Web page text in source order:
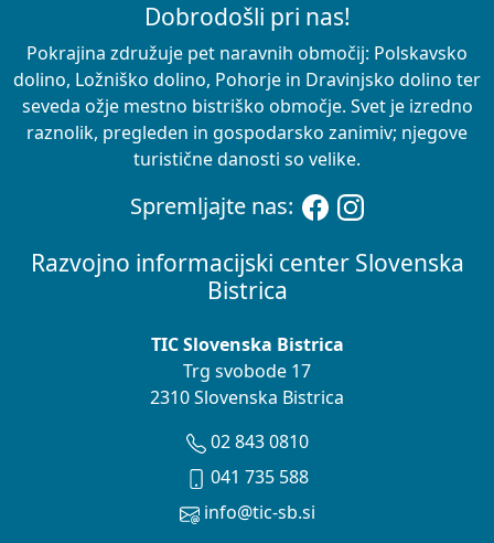
Razvojno informacijski center Slovenska
Bistrica
TIC Slovenska Bistrica
Trg svobode 17
2310 Slovenska Bistrica
02 843 0810
041 735 588
info@tic-sb.si
Dobrodošli pri nas!
Pokrajina združuje pet naravnih območij: Polskavsko
dolino, Ložniško dolino, Pohorje in Dravinjsko dolino ter
seveda ožje mestno bistriško območje. Svet je izredno
raznolik, pregleden in gospodarsko zanimiv; njegove
turistične danosti so velike.
Spremljajte nas: